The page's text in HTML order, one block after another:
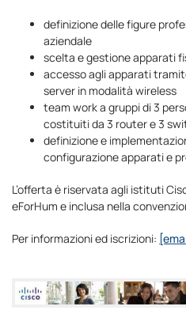
definizione delle figure
aziendale
scelta e gestione apparati
accesso agli apparati
server in modalità wireless
team work a gruppi di 3
costituiti da 3 router e 3
definizione e
configurazione apparati e
L’offerta è riservata agli istituti
eForHum e inclusa nella
Per informazioni ed iscrizioni: